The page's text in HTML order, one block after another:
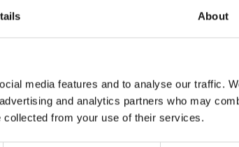
About
media features and to analyse our traffic.
and analytics partners who may
collected from your use of their services.
”